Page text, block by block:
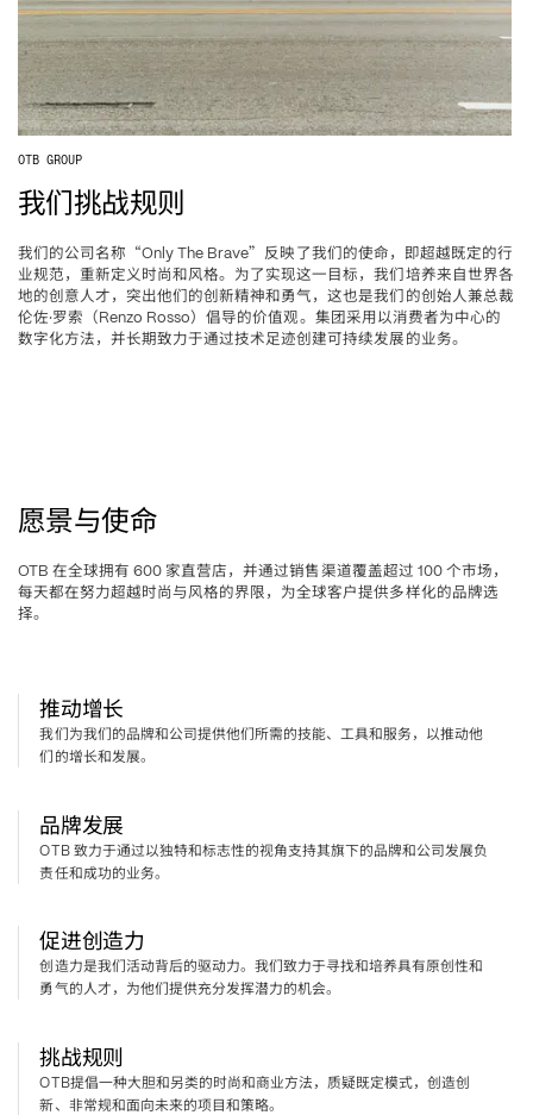
OTB GROUP
我们挑战规则
我们的公司名称“Only The Brave”反映了我们的使命，即超越既定的行
业规范，重新定义时尚和风格。为了实现这一目标，我们培养来自世界各
地的创意人才，突出他们的创新精神和勇气，这也是我们的创始人兼总裁
伦佐·罗索 （Renzo Rosso）倡导的价值观。集团采用以消费者为中心的
数字化方法，并长期致力于通过技术足迹创建可持续发展的业务。
愿景与使命
OTB 在全球拥有 600 家直营店，并通过销售渠道覆盖超过 100 个市场，
每天都在努力超越时尚与风格的界限，为全球客户提供多样化的品牌选
择。
推动增长
我们为我们的品牌和公司提供他们所需的技能、工具和服务，以推动他
们的增长和发展。
品牌发展
OTB 致力于通过以独特和标志性的视角支持其旗下的品牌和公司发展负
责任和成功的业务。
促进创造力
创造力是我们活动背后的驱动力。我们致力于寻找和培养具有原创性和
勇气的人才，为他们提供充分发挥潜力的机会。
挑战规则
OTB提倡一种大胆和另类的时尚和商业方法，质疑既定模式，创造创
新、非常规和面向未来的项目和策略。